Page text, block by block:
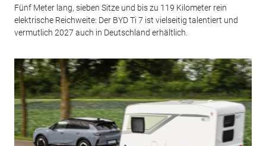
Fünf Meter lang, sieben Sitze und bis zu 119 Kilometer rein
elektrische Reichweite: Der BYD Ti 7 ist vielseitig talentiert und
vermutlich 2027 auch in Deutschland erhältlich.